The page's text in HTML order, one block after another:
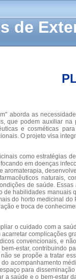
de
aborda as
que podem auxiliar
e cosméticas
O projeto visa
como estratégias
em doenças
aromaterapia,
naturais,
de saúde.
habilidades
do horto medicinal
e troca de
o cuidado com a
complicações
convencionais, e
estar, contribuindo
se propõe a tratar
acompanhamento
para
a saúde e o bem-estar